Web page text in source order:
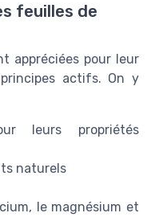
feuilles de
appréciées pour leur
actifs. On y
leurs propriétés
naturels
le magnésium et